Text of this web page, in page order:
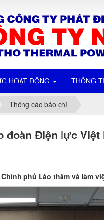
HOẠT ĐỘNG THÔNG
Thông cáo báo chí
đoàn Điện lực Việt
phủ Lào thăm và làm